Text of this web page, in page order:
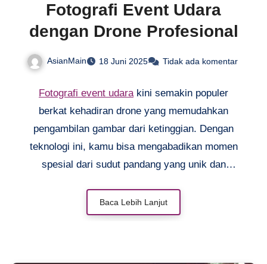
Fotografi Event Udara
dengan Drone Profesional
AsianMain 18 Juni 2025 Tidak ada komentar
Fotografi event udarakini semakin populer
berkat kehadiran drone yang memudahkan
pengambilan gambar dari ketinggian. Dengan
teknologi ini, kamu bisa mengabadikan momen
spesial dari sudut pandang yang unik dan
korporat, fotografi event udara memberikan
kesan megah dan profesional. Drone
Baca Lebih Lanjut